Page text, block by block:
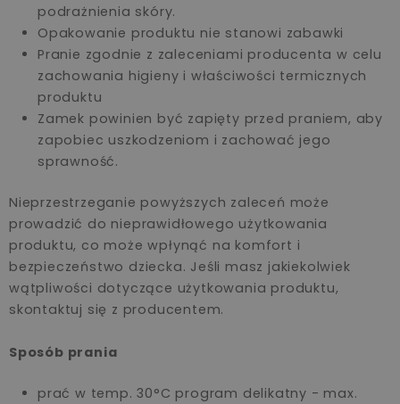
podrażnienia skóry.
Opakowanie produktu nie stanowi zabawki
Pranie zgodnie z zaleceniami producenta w celu
zachowania higieny i właściwości termicznych
produktu
Zamek powinien być zapięty przed praniem, aby
zapobiec uszkodzeniom i zachować jego
sprawność.
Nieprzestrzeganie powyższych zaleceń może
prowadzić do nieprawidłowego użytkowania
produktu, co może wpłynąć na komfort i
bezpieczeństwo dziecka. Jeśli masz jakiekolwiek
wątpliwości dotyczące użytkowania produktu,
skontaktuj się z producentem.
Sposób prania
prać w temp. 30°C program delikatny - max.